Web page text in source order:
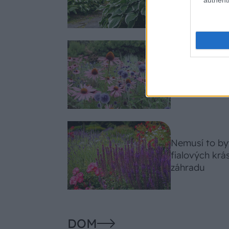
celosezónny
Tieto
Nemusí to
fialových
záhradu
DOM